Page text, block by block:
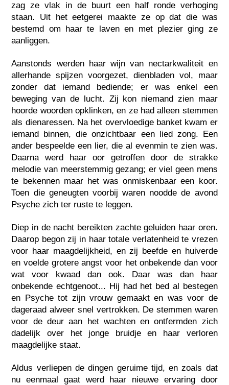
zag ze vlak in de buurt een half ronde verhoging
staan. Uit het eetgerei maakte ze op dat die was
bestemd om haar te laven en met plezier ging ze
aanliggen.
Aanstonds werden haar wijn van nectarkwaliteit en
allerhande spijzen voorgezet, dienbladen vol, maar
zonder dat iemand bediende; er was enkel een
beweging van de lucht. Zij kon niemand zien maar
hoorde woorden opklinken, en ze had alleen stemmen
als dienaressen. Na het overvloedige banket kwam er
iemand binnen, die onzichtbaar een lied zong. Een
ander bespeelde een lier, die al evenmin te zien was.
Daarna werd haar oor getroffen door de strakke
melodie van meerstemmig gezang; er viel geen mens
te bekennen maar het was onmiskenbaar een koor.
Toen die geneugten voorbij waren noodde de avond
Psyche zich ter ruste te leggen.
Diep in de nacht bereikten zachte geluiden haar oren.
Daarop begon zij in haar totale verlatenheid te vrezen
voor haar maagdelijkheid, en zij beefde en huiverde
en voelde grotere angst voor het onbekende dan voor
wat voor kwaad dan ook. Daar was dan haar
onbekende echtgenoot... Hij had het bed al bestegen
en Psyche tot zijn vrouw gemaakt en was voor de
dageraad alweer snel vertrokken. De stemmen waren
voor de deur aan het wachten en ontfermden zich
dadelijk over het jonge bruidje en haar verloren
maagdelijke staat.
Aldus verliepen de dingen geruime tijd, en zoals dat
nu eenmaal gaat werd haar nieuwe ervaring door